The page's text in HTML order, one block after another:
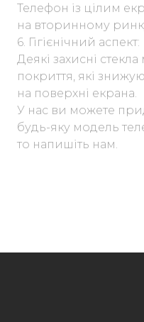
Телефон із цілим
на вторинному
6. Гігієнічний аспект:
Деякі захисні
покриття, які
на поверхні екрана.
У нас ви можете
будь-яку модель
то напишіть нам.